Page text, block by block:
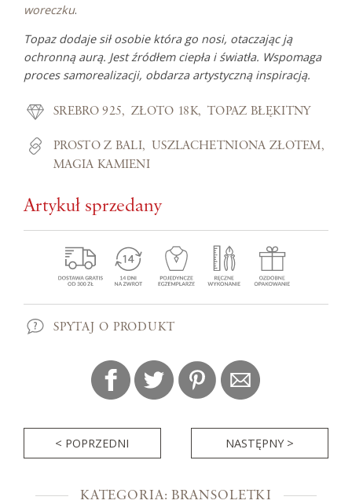
woreczku.
Topaz dodaje sił osobie która go nosi, otaczając ją
ochronną aurą. Jest źródłem ciepła i światła. Wspomaga
proces samorealizacji, obdarza artystyczną inspiracją.
SREBRO 925 ZŁOTO 18K TOPAZ BŁĘKITNY
PROSTO Z BALI
USZLACHETNIONA ZŁOTEM
MAGIA KAMIENI
Artykuł sprzedany
SPYTAJ O PRODUKT
< POPRZEDNI NASTĘPNY >
KATEGORIA: BRANSOLETKI